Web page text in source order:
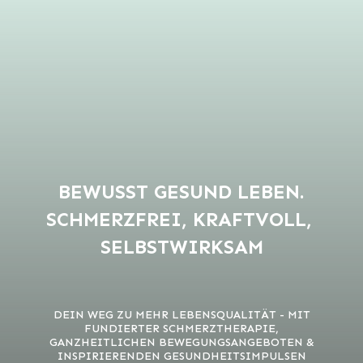
BEWUSST GESUND LEBEN.
SCHMERZFREI, KRAFTVOLL,
SELBSTWIRKSAM
DEIN WEG ZU MEHR LEBENSQUALITÄT - MIT
FUNDIERTER SCHMERZTHERAPIE,
GANZHEITLICHEN BEWEGUNGSANGEBOTEN &
INSPIRIERENDEN GESUNDHEITSIMPULSEN